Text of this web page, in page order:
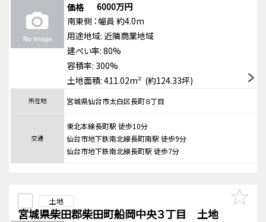
価格
6000万円
南東側 ：幅員 約4.0m
用途地域: 近隣商業地域
建ぺい率: 80%
容積率: 300%
土地面積: 411.02m² (約124.33坪)
所在地 宮城県仙台市太白区長町８丁目
交通
東北本線長町駅 徒歩10分
仙台市地下鉄南北線長町南駅 徒歩9分
仙台市地下鉄南北線長町駅 徒歩7分
土地
宮城県柴田郡柴田町船岡中央３丁目 土地